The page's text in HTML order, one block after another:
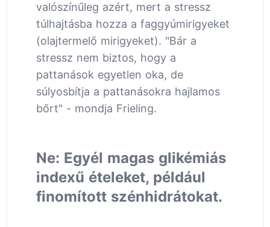
valószínűleg azért, mert a stressz
túlhajtásba hozza a faggyúmirigyeket
(olajtermelő mirigyeket). "Bár a
stressz nem biztos, hogy a
pattanások egyetlen oka, de
súlyosbítja a pattanásokra hajlamos
bőrt" - mondja Frieling.
Ne: Egyél magas glikémiás
indexű ételeket, például
finomított szénhidrátokat.